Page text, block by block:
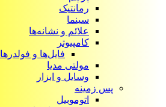
رمانتیک
سینما
علائم و نشانه‌ها
کامپیوتر
فایل‌ها و فولدرها
مولتی مدیا
وسایل و ابزار
پس زمینه
اتوموبیل